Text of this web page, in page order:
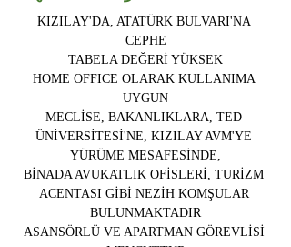
KIZILAY'DA, ATATÜRK BULVARI'NA
CEPHE
TABELA DEĞERİ YÜKSEK
HOME OFFICE OLARAK KULLANIMA
UYGUN​
MECLİSE, BAKANLIKLARA, TED
ÜNİVERSİTESİ'NE, KIZILAY AVM'YE
YÜRÜME MESAFESİNDE,
BİNADA AVUKATLIK OFİSLERİ, TURİZM
ACENTASI GİBİ NEZİH KOMŞULAR
BULUNMAKTADIR
ASANSÖRLÜ VE APARTMAN GÖREVLİSİ